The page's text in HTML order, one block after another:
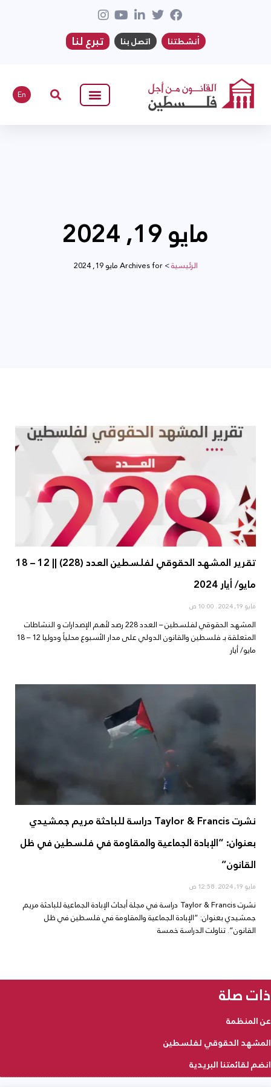
أنشطتنا اتصل بنا تبرع لنا
En
مايو 19, 2024
الرئيسية>Archives for مايو 19, 2024
تقرير المشهد الحقوقي لفلسطين العدد (228) || 12 – 18
مايو/ أيار 2024
مايو 19, 2024
المشهد الحقوقي لفلسطين – العدد 228 رصد لأهم الإصدارات و النشاطات
المتعلقة بـ فلسطين والقانون الدولي على مدار الأسبوع محلياً ودوليا 12 – 18
مايو/ أيار
نشرت Taylor & Francis دراسة للباحثة مريم جمشيدي
بعنوان: “الإبادة الجماعية والمقاومة في فلسطين في ظل
القانون”
مايو 19, 2024
نشرت Taylor & Francis دراسة في مجلة أبحاث الإبادة الجماعية للباحثة مريم
جمشيدي بعنوان: “الإبادة الجماعية والمقاومة في فلسطين في ظل
القانون”. تناولت الدراسة خمسة
ذات صلة
عن المنظمة
المشهد الحقوقي لفلسطين
انضم لقائمتنا البريدية